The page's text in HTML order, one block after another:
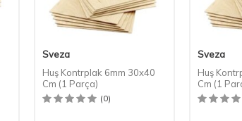
Sveza
Huş Kontrplak 6mm 30x40
Cm (1 Parça)
(0)
Sveza
Huş
Cm (1